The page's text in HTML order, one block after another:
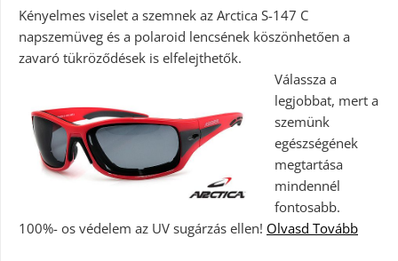
Kényelmes viselet a szemnek az Arctica S-147 C
napszemüveg és a polaroid lencsének köszönhetően a
zavaró tükröződések is elfelejthetők.
Válassza a
legjobbat, mert a
szemünk
egészségének
megtartása
mindennél
fontosabb.
100%- os védelem az UV sugárzás ellen! Olvasd Tovább